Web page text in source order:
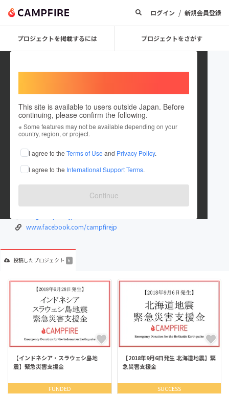
ログイン / 新規会員登録
プロジェクトを掲載するには プロジェクトをさがす
This site is available to users outside Japan. Before
continuing, please confirm the following.
※ Some features may not be available depending on your
country, region, or project.
I agree to the Terms of Use and Privacy Policy.
I agree to the International Support Terms.
Continue
campfirejp
これまでに1回支援して6件のプロジェクトを投稿しています
在住国：未設定
出身国：未設定
www.facebook.com/campfirejp
投稿したプロジェクト 6
【インドネシア・スラウェシ島地
震】緊急災害支援金
FUNDED
【2018年9月6日発生 北海道地震】緊
急災害支援金
SUCCESS